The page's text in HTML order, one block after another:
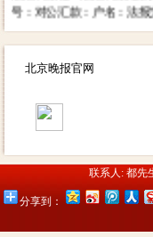
号：对公汇款：户名：法报
报社） 账号：
0200003509000184902 开
他付款方式请致电广告部咨
北京晚报官网
联系人: 都先
分享到：